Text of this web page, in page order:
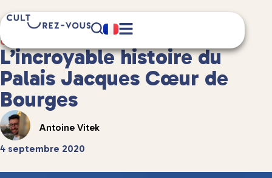
Culture
9 minute(s) de lecture
L’incroyable histoire du
Palais Jacques Cœur de
Bourges
Antoine Vitek
4 septembre 2020